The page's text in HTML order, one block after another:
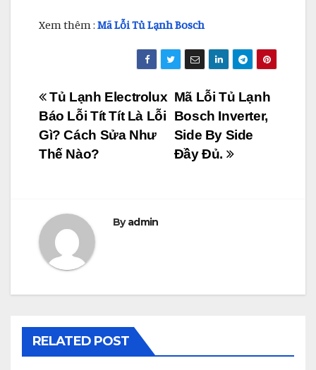
Xem thêm : Mã Lỗi Tủ Lạnh Bosch
Điều
hướng
bài
Mã Lỗi Tủ Lạnh
Bosch Inverter,
Side By Side
Đầy Đủ.
Tủ Lạnh Electrolux
Báo Lỗi Tít Tít Là Lỗi
Gì? Cách Sửa Như
Thế Nào?
Byadmin
RELATED POST